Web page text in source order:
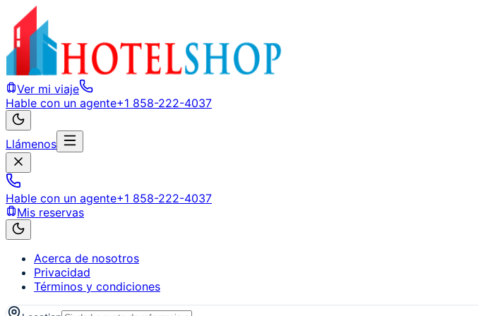
Ver mi viaje
Hable con un agente+1 858-222-4037
Llámenos
Hable con un agente+1 858-222-4037
Mis reservas
Acerca de nosotros
Privacidad
Términos y condiciones